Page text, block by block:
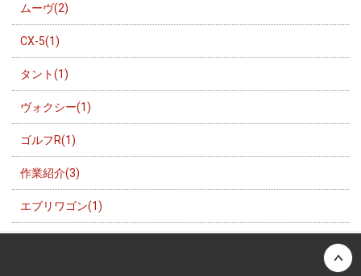
ムーヴ(2)
CX-5(1)
タント(1)
ヴォクシー(1)
ゴルフR(1)
作業紹介(3)
エブリワゴン(1)